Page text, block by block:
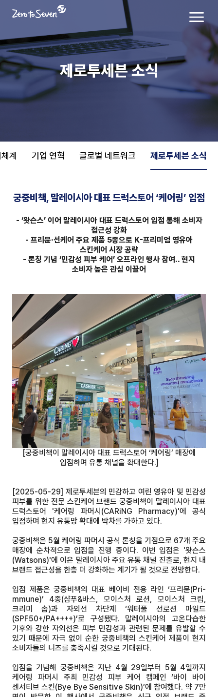
제로투세븐 소식
계 기업 연혁 글로벌 네트워크 제로투세븐 소식
궁중비책, 말레이시아 대표 드럭스토어 ‘케어링’ 입점
- ‘왓슨스’ 이어 말레이시아 대표 드럭스토어 입점 통해 소비자
접근성 강화
- 프리뮨·선케어 주요 제품 5종으로 K-프리미엄 영유아
스킨케어 시장 공략
- 론칭 기념 ‘민감성 피부 케어’ 오프라인 행사 참여.. 현지
소비자 높은 관심 이끌어
[궁중비책이 말레이시아 대표 드럭스토어 ‘케어링’ 매장에
입점하며 유통 채널을 확대한다.]
[2025-05-29] 제로투세븐의 민감하고 여린 영유아 및 민감성
피부를 위한 전문 스킨케어 브랜드 궁중비책이 말레이시아 대표
드럭스토어 '케어링 파머시(CARiNG Pharmacy)'에 공식
입점하며 현지 유통망 확대에 박차를 가하고 있다.
궁중비책은 5월 케어링 파머시 공식 론칭을 기점으로 67개 주요
매장에 순차적으로 입점을 진행 중이다. 이번 입점은 '왓슨스
(Watsons)'에 이은 말레이시아 주요 유통 채널 진출로, 현지 내
브랜드 접근성을 한층 더 강화하는 계기가 될 것으로 전망한다.
입점 제품은 궁중비책의 대표 베이비 전용 라인 ‘프리뮨(Pri-
mmune)’ 4종(샴푸&바스, 모이스처 로션, 모이스처 크림,
크리미 솝)과 자외선 차단제 ‘워터풀 선로션 마일드
(SPF50+/PA++++)’로 구성됐다. 말레이시아의 고온다습한
기후와 강한 자외선은 피부 민감성과 관련된 문제를 유발할 수
있기 때문에 자극 없이 순한 궁중비책의 스킨케어 제품이 현지
소비자들의 니즈를 충족시킬 것으로 기대된다.
입점을 기념해 궁중비책은 지난 4월 29일부터 5월 4일까지
케어링 파머시 주최 민감성 피부 케어 캠페인 ‘바이 바이
센서티브 스킨(Bye Bye Sensitive Skin)’에 참여했다. 약 7만